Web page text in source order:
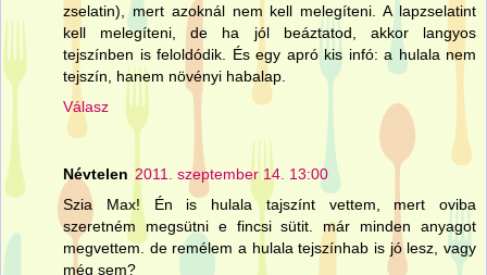
zselatin), mert azoknál nem kell melegíteni. A lapzselatint
kell melegíteni, de ha jól beáztatod, akkor langyos
tejszínben is feloldódik. És egy apró kis infó: a hulala nem
tejszín, hanem növényi habalap.
Válasz
Névtelen 2011. szeptember 14. 13:00
Szia Max! Én is hulala tajszínt vettem, mert oviba
szeretném megsütni e fincsi sütit. már minden anyagot
megvettem. de remélem a hulala tejszínhab is jó lesz, vagy
még sem?